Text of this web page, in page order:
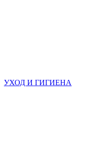
УХОД И ГИГИЕНА